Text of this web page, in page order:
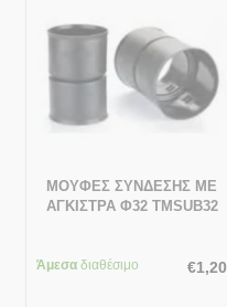
ΜΟΥΦΕΣ ΣΥΝΔΕΣΗΣ ΜΕ
ΑΓΚΙΣΤΡΑ Φ32 TMSUB32
Άμεσα διαθέσιμο €1,20